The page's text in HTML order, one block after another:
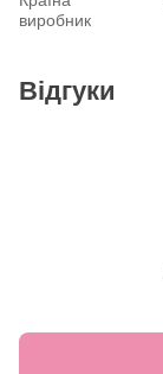
виробник
Відгуки